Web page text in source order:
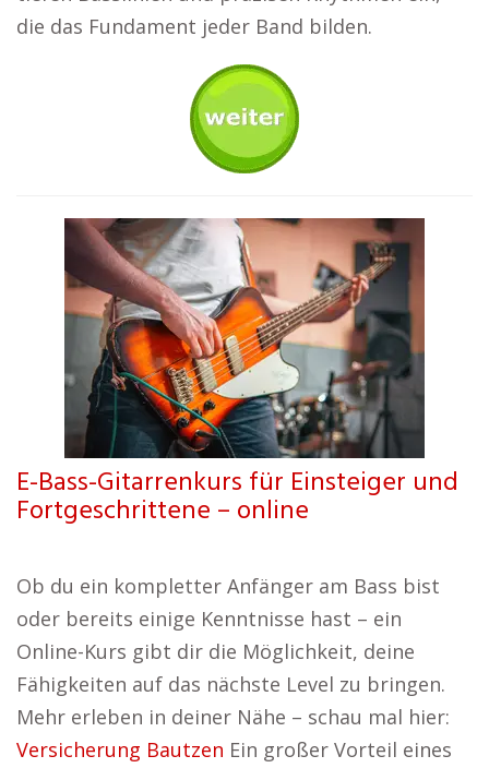
die das Fundament jeder Band bilden.
E-Bass-Gitarrenkurs für Einsteiger und
Fortgeschrittene – online
Ob du ein kompletter Anfänger am Bass bist
oder bereits einige Kenntnisse hast – ein
Online-Kurs gibt dir die Möglichkeit, deine
Fähigkeiten auf das nächste Level zu bringen.
Mehr erleben in deiner Nähe – schau mal hier:
Versicherung Bautzen Ein großer Vorteil eines